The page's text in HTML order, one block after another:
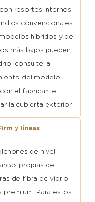
resortes internos
convencionales
híbridos y de
más bajos pueden
consulte la
del modelo
el fabricante
la cubierta exterior.
y líneas
de nivel
propias de
de fibra de vidrio
premium. Para estos